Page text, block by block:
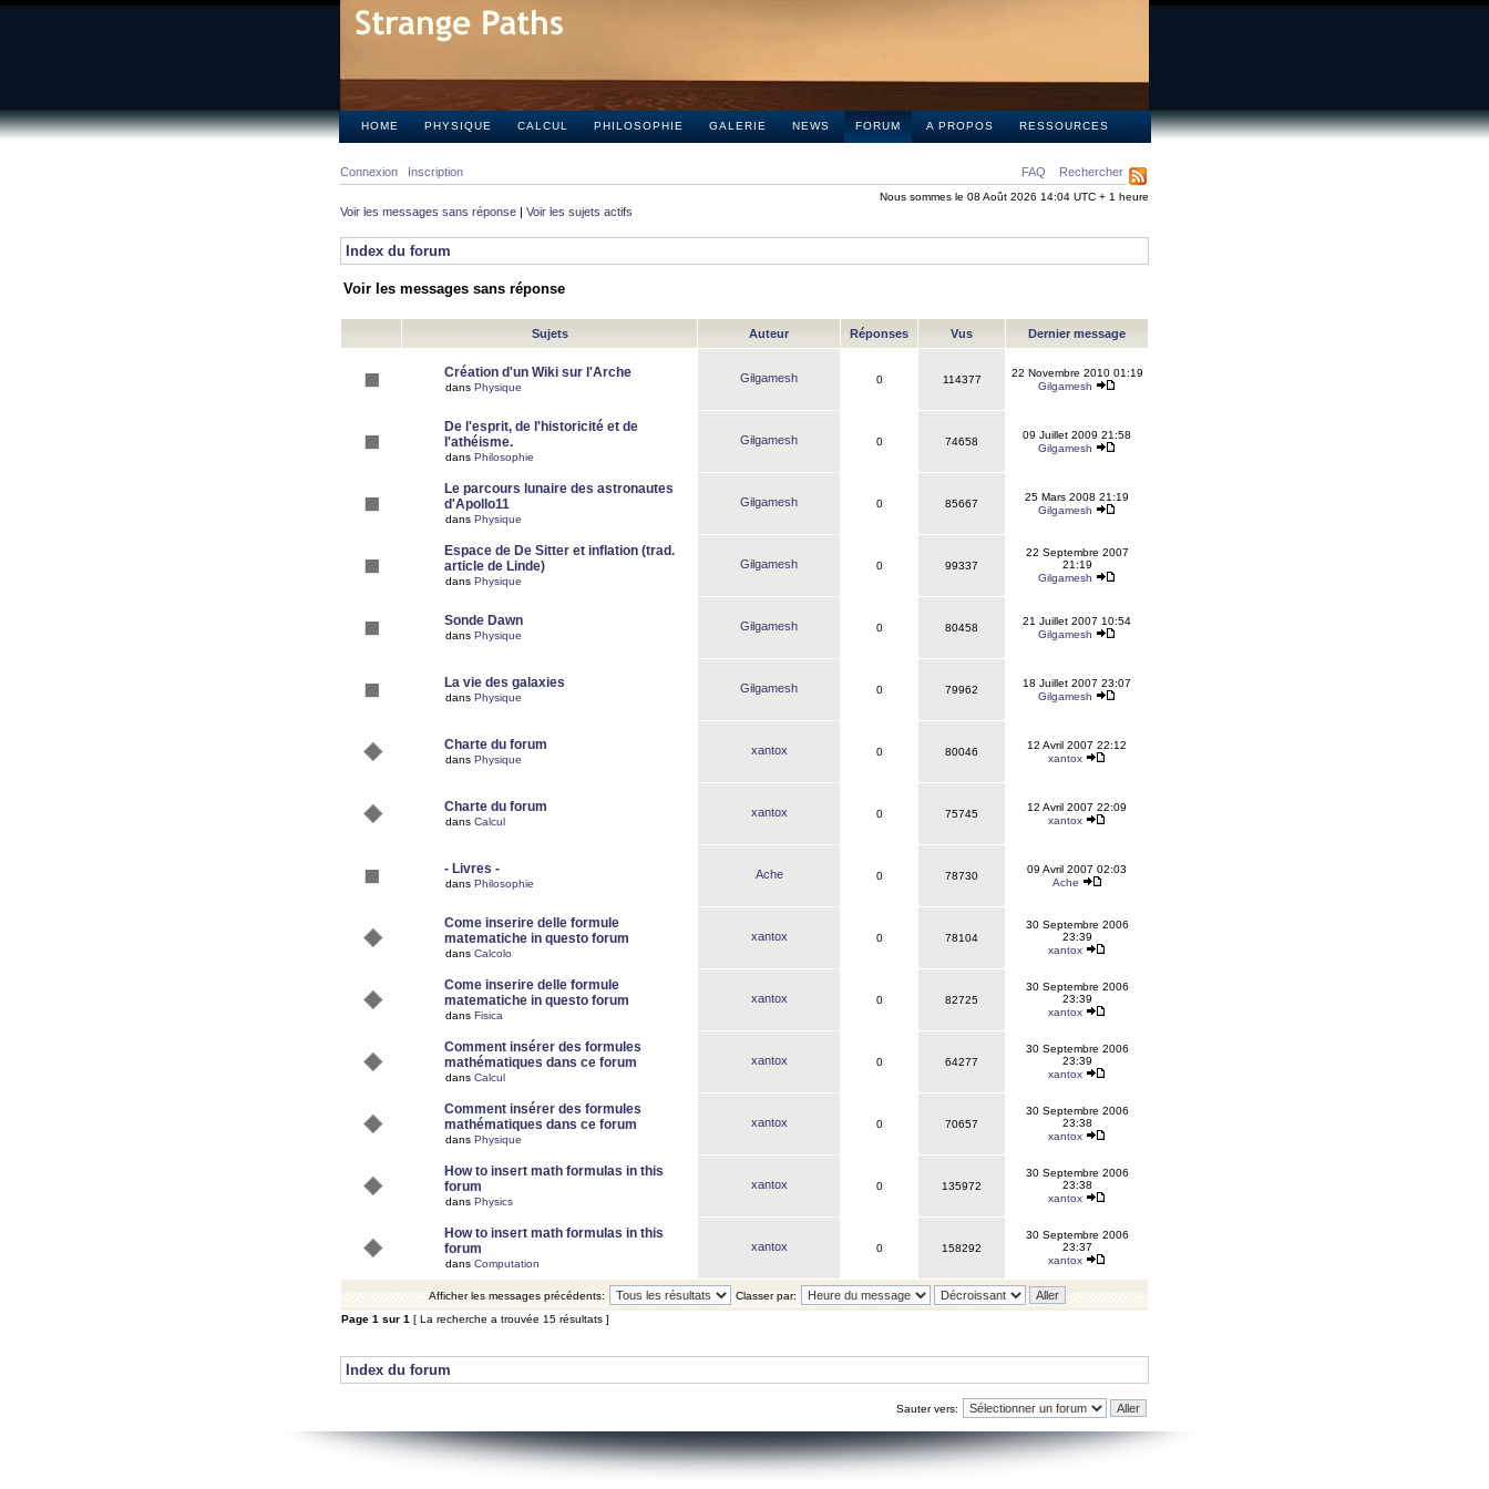
HOME PHYSIQUE CALCUL PHILOSOPHIE GALERIE NEWS FORUM A PROPOS RESSOURCES
FAQ Rechercher
Connexion Inscription
Nous sommes le 08 Août 2026 14:04 UTC + 1 heure
Voir les messages sans réponse | Voir les sujets actifs
Index du forum
Voir les messages sans réponse
Sujets Auteur Réponses Vus Dernier message
Création d'un Wiki sur l'Arche
dans Physique
Gilgamesh 0 114377
22 Novembre 2010 01:19
Gilgamesh
De l'esprit, de l'historicité et de
l'athéisme.
dans Philosophie
Gilgamesh 0 74658
09 Juillet 2009 21:58
Gilgamesh
Le parcours lunaire des astronautes
d'Apollo11
dans Physique
Gilgamesh 0 85667
25 Mars 2008 21:19
Gilgamesh
Espace de De Sitter et inflation (trad.
article de Linde)
dans Physique
Gilgamesh 0 99337
22 Septembre 2007
21:19
Gilgamesh
Sonde Dawn
dans Physique
Gilgamesh 0 80458
21 Juillet 2007 10:54
Gilgamesh
La vie des galaxies
dans Physique
Gilgamesh 0 79962
18 Juillet 2007 23:07
Gilgamesh
Charte du forum
dans Physique
xantox 0 80046
12 Avril 2007 22:12
xantox
Charte du forum
dans Calcul
xantox 0 75745
12 Avril 2007 22:09
xantox
- Livres -
dans Philosophie
Ache 0 78730
09 Avril 2007 02:03
Ache
Come inserire delle formule
matematiche in questo forum
dans Calcolo
xantox 0 78104
30 Septembre 2006
23:39
xantox
Come inserire delle formule
matematiche in questo forum
dans Fisica
xantox 0 82725
30 Septembre 2006
23:39
xantox
Comment insérer des formules
mathématiques dans ce forum
dans Calcul
xantox 0 64277
30 Septembre 2006
23:39
xantox
Comment insérer des formules
mathématiques dans ce forum
dans Physique
xantox 0 70657
30 Septembre 2006
23:38
xantox
How to insert math formulas in this
forum
dans Physics
xantox 0 135972
30 Septembre 2006
23:38
xantox
How to insert math formulas in this
forum
dans Computation
xantox 0 158292
30 Septembre 2006
23:37
xantox
Afficher les messages précédents:
Classer par:
Page 1 sur 1 [ La recherche a trouvée 15 résultats ]
Index du forum
Sauter vers: